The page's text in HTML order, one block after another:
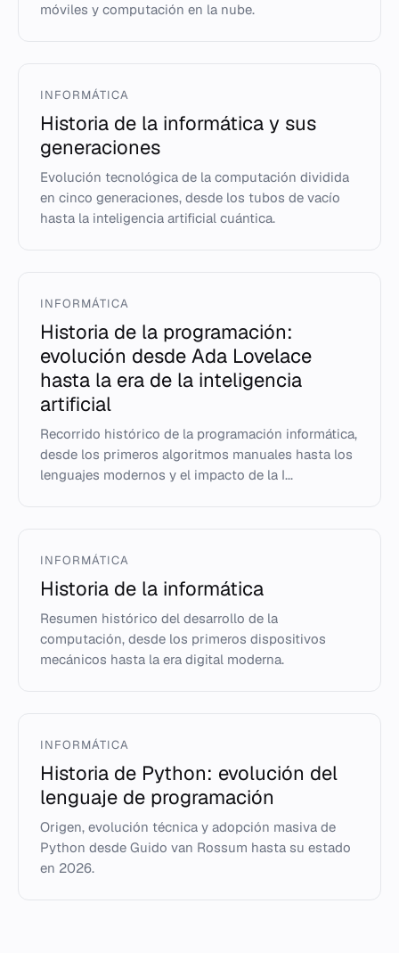
móviles y computación en la nube.
INFORMÁTICA
Historia de la informática y sus
generaciones
Evolución tecnológica de la computación dividida
en cinco generaciones, desde los tubos de vacío
hasta la inteligencia artificial cuántica.
INFORMÁTICA
Historia de la programación:
evolución desde Ada Lovelace
hasta la era de la inteligencia
artificial
Recorrido histórico de la programación informática,
desde los primeros algoritmos manuales hasta los
lenguajes modernos y el impacto de la I...
INFORMÁTICA
Historia de la informática
Resumen histórico del desarrollo de la
computación, desde los primeros dispositivos
mecánicos hasta la era digital moderna.
INFORMÁTICA
Historia de Python: evolución del
lenguaje de programación
Origen, evolución técnica y adopción masiva de
Python desde Guido van Rossum hasta su estado
en 2026.